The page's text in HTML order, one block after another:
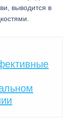
выводится в